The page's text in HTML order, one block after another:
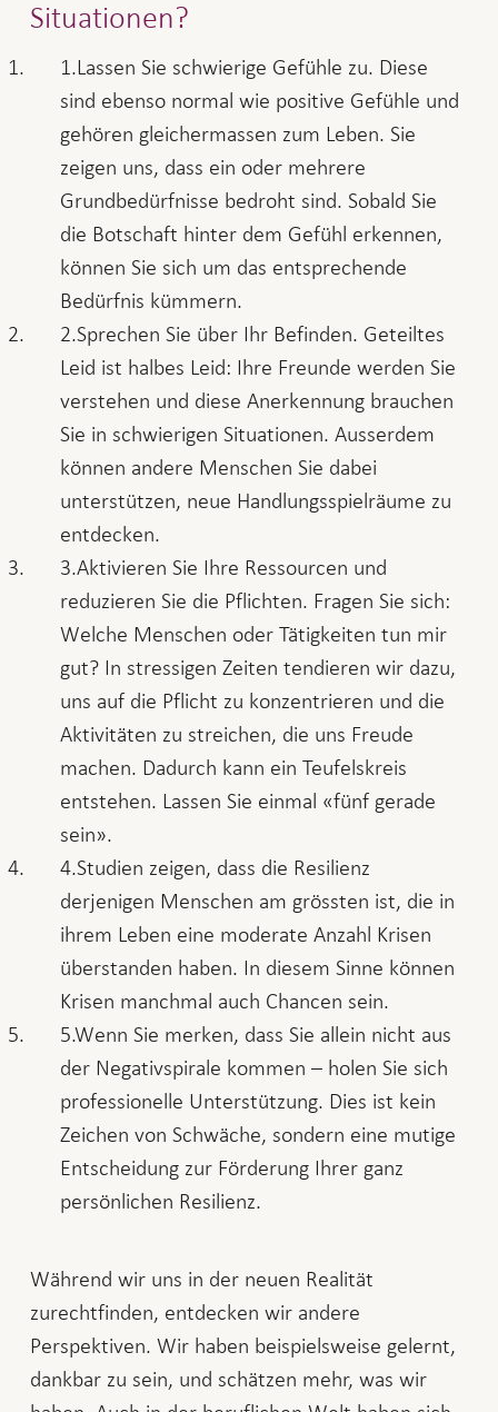
Situationen?
Lassen Sie schwierige Gefühle zu. Diese
sind ebenso normal wie positive Gefühle und
gehören gleichermassen zum Leben. Sie
zeigen uns, dass ein oder mehrere
Grundbedürfnisse bedroht sind. Sobald Sie
die Botschaft hinter dem Gefühl erkennen,
können Sie sich um das entsprechende
Bedürfnis kümmern.
Sprechen Sie über Ihr Befinden. Geteiltes
Leid ist halbes Leid: Ihre Freunde werden Sie
verstehen und diese Anerkennung brauchen
Sie in schwierigen Situationen. Ausserdem
können andere Menschen Sie dabei
unterstützen, neue Handlungsspielräume zu
entdecken.
Aktivieren Sie Ihre Ressourcen und
reduzieren Sie die Pflichten. Fragen Sie sich:
Welche Menschen oder Tätigkeiten tun mir
gut? In stressigen Zeiten tendieren wir dazu,
uns auf die Pflicht zu konzentrieren und die
Aktivitäten zu streichen, die uns Freude
machen. Dadurch kann ein Teufelskreis
entstehen. Lassen Sie einmal «fünf gerade
sein».
Studien zeigen, dass die Resilienz
derjenigen Menschen am grössten ist, die in
ihrem Leben eine moderate Anzahl Krisen
überstanden haben. In diesem Sinne können
Krisen manchmal auch Chancen sein.
Wenn Sie merken, dass Sie allein nicht aus
der Negativspirale kommen – holen Sie sich
professionelle Unterstützung. Dies ist kein
Zeichen von Schwäche, sondern eine mutige
Entscheidung zur Förderung Ihrer ganz
persönlichen Resilienz.
Während wir uns in der neuen Realität
zurechtfinden, entdecken wir andere
Perspektiven. Wir haben beispielsweise gelernt,
dankbar zu sein, und schätzen mehr, was wir